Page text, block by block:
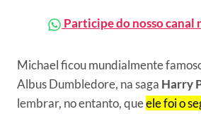
Participe do nosso canal
Michael ficou mundialmente
Albus Dumbledore, na saga Harry
lembrar, no entanto, queele foi o